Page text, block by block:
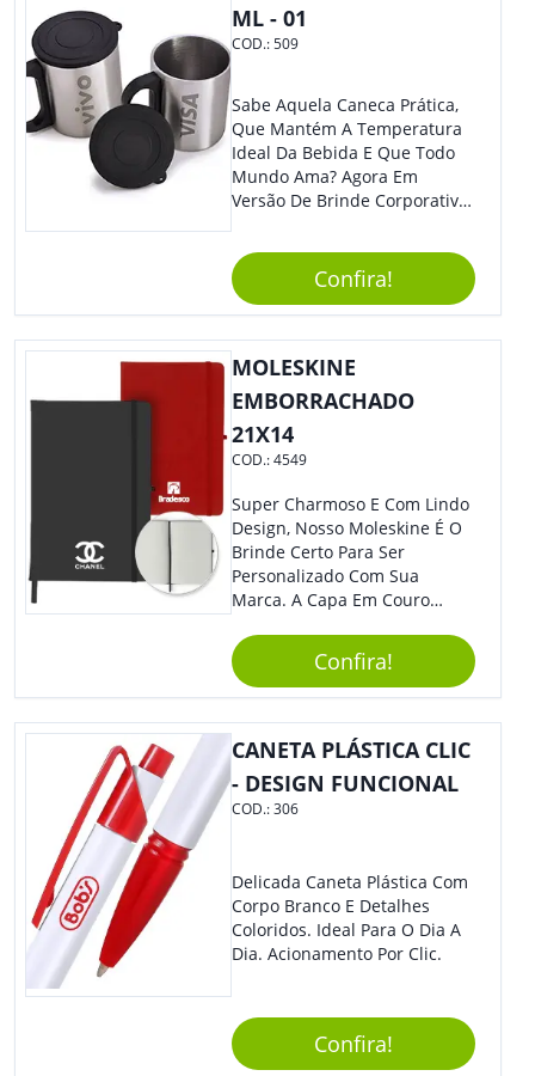
ML - 01
COD.:509
Sabe Aquela Caneca Prática,
Que Mantém A Temperatura
Ideal Da Bebida E Que Todo
Mundo Ama? Agora Em
Versão De Brinde Corporativo
Sua Marca Com Muito Estilo E
Acrescentar Ainda Mais
Praticidade À Eventos E Feiras
De Exposição.
Confira!
MOLESKINE
EMBORRACHADO
21X14
COD.:4549
Super Charmoso E Com Lindo
Design, Nosso Moleskine É O
Brinde Certo Para Ser
Personalizado Com Sua
Marca. A Capa Em Couro
Elástico Permite Ter Maior
Segurança Ao Carregá-Lo.
Ofereça A Seus Clientes E
Colaboradores, Sem Dúvidas
Eles Irão Adorar.
Confira!
CANETA PLÁSTICA CLIC
- DESIGN FUNCIONAL
COD.:306
Delicada Caneta Plástica Com
Corpo Branco E Detalhes
Coloridos. Ideal Para O Dia A
Dia. Acionamento Por Clic.
Confira!